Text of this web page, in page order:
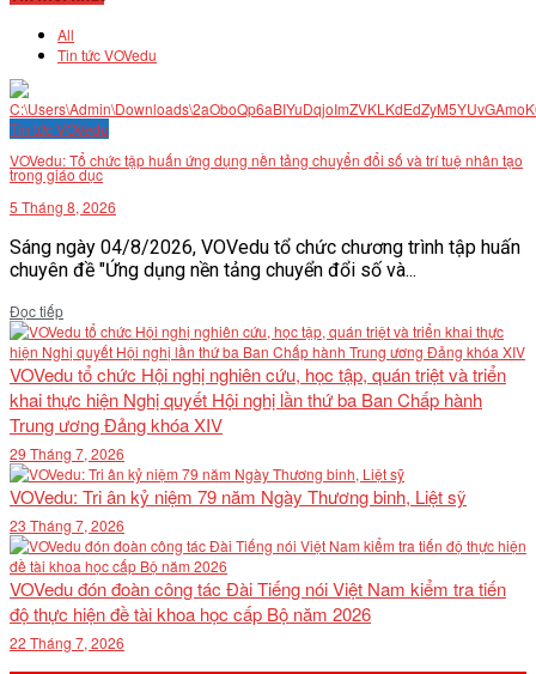
All
Tin tức VOVedu
Tin tức VOVedu
VOVedu: Tổ chức tập huấn ứng dụng nền tảng chuyển đổi số và trí tuệ nhân tạo
trong giáo dục
5 Tháng 8, 2026
Sáng ngày 04/8/2026, VOVedu tổ chức chương trình tập huấn
chuyên đề "Ứng dụng nền tảng chuyển đổi số và...
Đọc tiếpDetails
VOVedu tổ chức Hội nghị nghiên cứu, học tập, quán triệt và triển
khai thực hiện Nghị quyết Hội nghị lần thứ ba Ban Chấp hành
Trung ương Đảng khóa XIV
29 Tháng 7, 2026
VOVedu: Tri ân kỷ niệm 79 năm Ngày Thương binh, Liệt sỹ
23 Tháng 7, 2026
VOVedu đón đoàn công tác Đài Tiếng nói Việt Nam kiểm tra tiến
độ thực hiện đề tài khoa học cấp Bộ năm 2026
22 Tháng 7, 2026